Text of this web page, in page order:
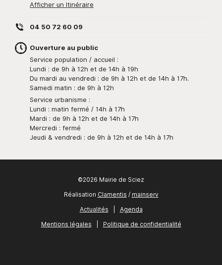
Afficher un Itinéraire
04 50 72 60 09
Ouverture au public
Service population / accueil :
Lundi : de 9h à 12h et de 14h à 19h
Du mardi au vendredi : de 9h à 12h et de 14h à 17h.
Samedi matin : de 9h à 12h
Service urbanisme :
Lundi : matin fermé / 14h à 17h
Mardi : de 9h à 12h et de 14h à 17h
Mercredi : fermé
Jeudi & vendredi : de 9h à 12h et de 14h à 17h
©2026 Mairie de Sciez
Réalisation Clamentis / mainserv
Actualités
Agenda
Mentions légales
Politique de confidentialité